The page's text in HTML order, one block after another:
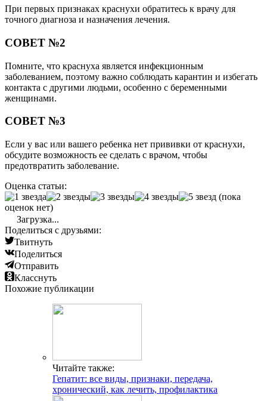
При первых признаках краснухи обратитесь к врачу для
точного диагноза и назначения лечения.
СОВЕТ №2
Помните, что краснуха является инфекционным
заболеванием, поэтому важно соблюдать карантин и избегать
контакта с другими людьми, особенно с беременными
женщинами.
СОВЕТ №3
Если у вас или вашего ребенка нет прививки от краснухи,
обсудите возможность ее сделать с врачом, чтобы
предотвратить заболевание.
Оценка статьи:
(пока
оценок нет)
Загрузка...
Поделиться с друзьями:
Твитнуть
Поделиться
Отправить
Класснуть
Похожие публикации
Читайте также:
Гепатит: все виды, признаки, передача,
хронический, как лечить, профилактика